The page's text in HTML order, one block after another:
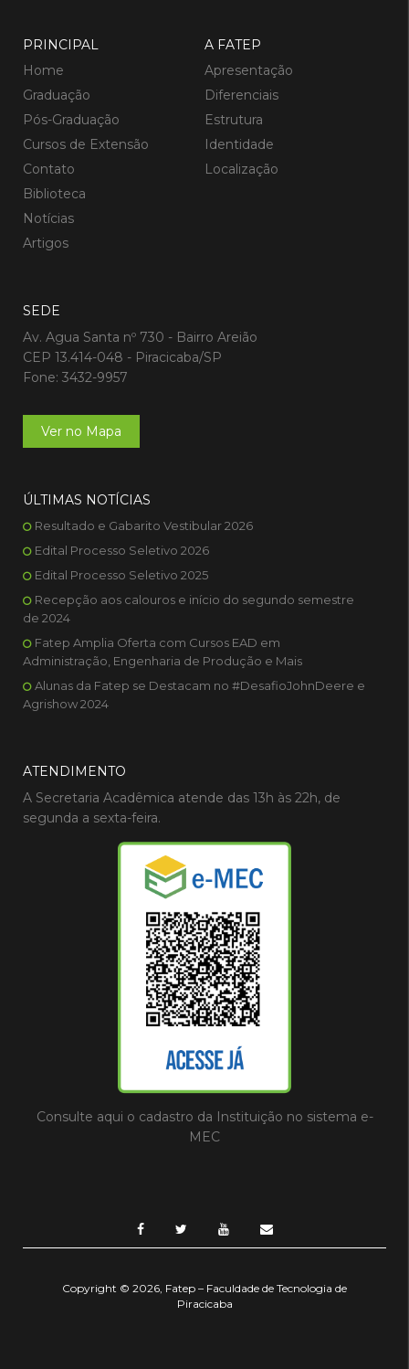
PRINCIPAL
Home
Graduação
Pós-Graduação
Cursos de Extensão
Contato
Biblioteca
Notícias
Artigos
A FATEP
Apresentação
Diferenciais
Estrutura
Identidade
Localização
SEDE
Av. Agua Santa nº 730 - Bairro Areião
CEP 13.414-048 - Piracicaba/SP
Fone: 3432-9957
Ver no Mapa
ÚLTIMAS NOTÍCIAS
Resultado e Gabarito Vestibular 2026
Edital Processo Seletivo 2026
Edital Processo Seletivo 2025
Recepção aos calouros e início do segundo semestre
de 2024
Fatep Amplia Oferta com Cursos EAD em
Administração, Engenharia de Produção e Mais
Alunas da Fatep se Destacam no #DesafioJohnDeere e
Agrishow 2024
ATENDIMENTO
A Secretaria Acadêmica atende das 13h às 22h, de
segunda a sexta-feira.
Consulte aqui o cadastro da Instituição no sistema e-
MEC
Copyright © 2026, Fatep – Faculdade de Tecnologia de
Piracicaba